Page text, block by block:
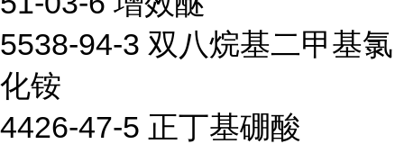
5538-94-3 双八烷基二甲基氯
化铵
4426-47-5 正丁基硼酸